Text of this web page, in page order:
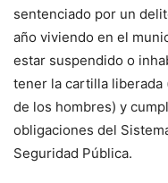
sentenciado por un
año viviendo en el
estar suspendido o
tener la cartilla liberada
de los hombres) y
obligaciones del
Seguridad Pública.